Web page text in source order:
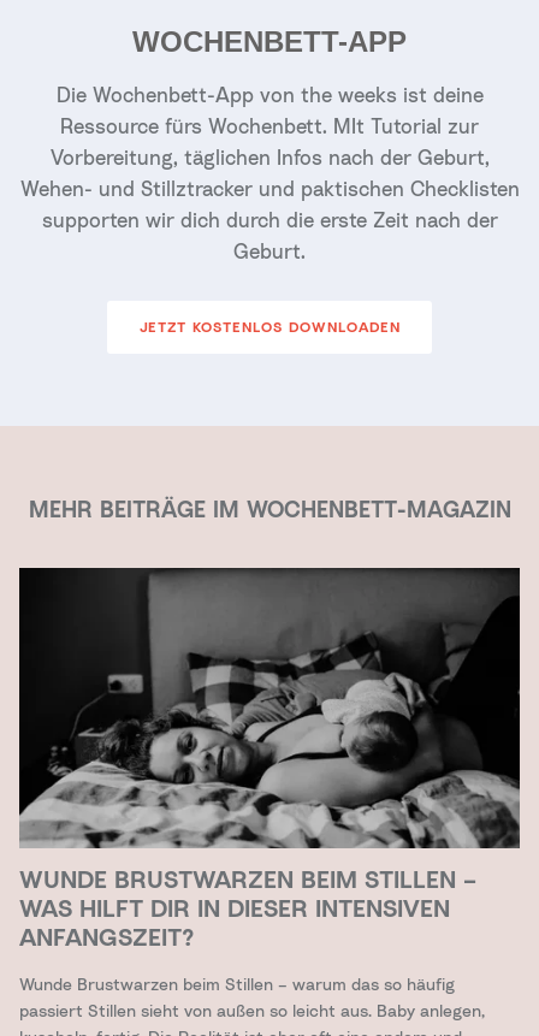
WOCHENBETT-APP
Die Wochenbett-App von the weeks ist deine
Ressource fürs Wochenbett. MIt Tutorial zur
Vorbereitung, täglichen Infos nach der Geburt,
Wehen- und Stillztracker und paktischen Checklisten
supporten wir dich durch die erste Zeit nach der
Geburt.
JETZT KOSTENLOS DOWNLOADEN
MEHR BEITRÄGE IM WOCHENBETT-MAGAZIN
WUNDE BRUSTWARZEN BEIM STILLEN –
WAS HILFT DIR IN DIESER INTENSIVEN
ANFANGSZEIT?
Wunde Brustwarzen beim Stillen – warum das so häufig
passiert Stillen sieht von außen so leicht aus. Baby anlegen,